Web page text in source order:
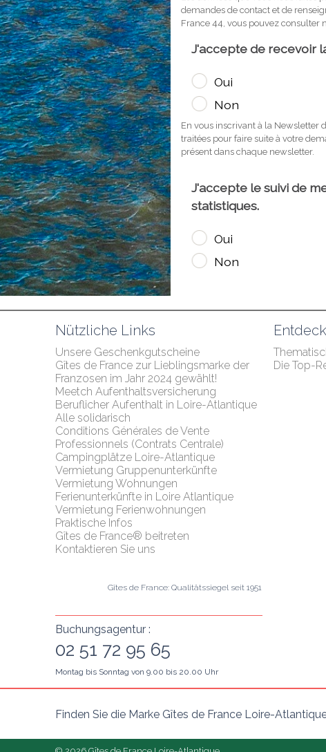
Nützliche Links
Unsere Geschenkgutscheine
Gîtes de France zur Lieblingsmarke der
Franzosen im Jahr 2024 gewählt!
Meetch Aufenthaltsversicherung
Beruflicher Aufenthalt in Loire-Atlantique
Alle solidarisch
Conditions Générales de Vente
Professionnels (Contrats Centrale)
Campingplätze Loire-Atlantique
Vermietung Gruppenunterkünfte
Vermietung Wohnungen
Ferienunterkünfte in Loire Atlantique
Vermietung Ferienwohnungen
Praktische Infos
Gîtes de France® beitreten
Kontaktieren Sie uns
Die Top-
Gîtes de France: Qualitätssiegel seit 1951
Buchungsagentur :
02 51 72 95 65
Montag bis Sonntag von 9.00 bis 20.00 Uhr
Finden Sie die Marke Gîtes de France Loire-